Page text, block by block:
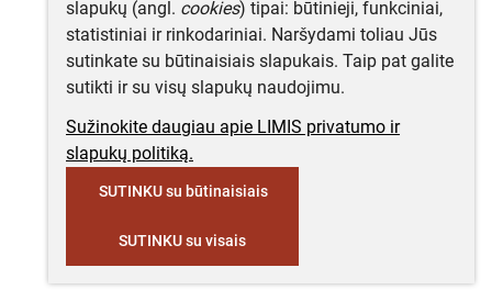
slapukų (angl. cookies) tipai: būtinieji, funkciniai,
statistiniai ir rinkodariniai. Naršydami toliau Jūs
sutinkate su būtinaisiais slapukais. Taip pat galite
sutikti ir su visų slapukų naudojimu.
Sužinokite daugiau apie LIMIS privatumo ir
slapukų politiką.
SUTINKU su būtinaisiais
SUTINKU su visais